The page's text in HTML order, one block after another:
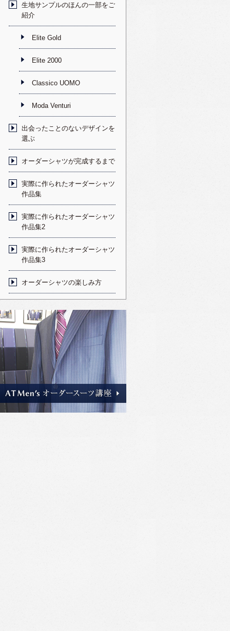
生地サンプルのほんの一部をご
紹介
Elite Gold
Elite 2000
Classico UOMO
Moda Venturi
出会ったことのないデザインを
選ぶ
オーダーシャツが完成するまで
実際に作られたオーダーシャツ
作品集
実際に作られたオーダーシャツ
作品集2
実際に作られたオーダーシャツ
作品集3
オーダーシャツの楽しみ方